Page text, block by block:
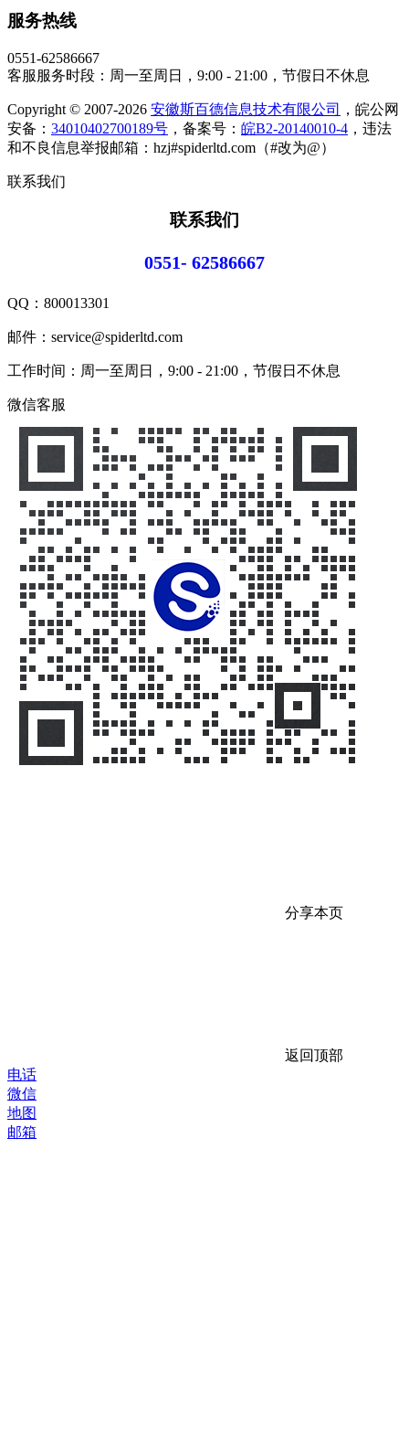
服务热线
0551-62586667
客服服务时段：周一至周日，9:00 - 21:00，节假日不休息
Copyright © 2007-2026 安徽斯百德信息技术有限公司
，皖公网
安备： 34010402700189号 ，备案号： 皖B2-20140010-4 ，违法
和不良信息举报邮箱：hzj#spiderltd.com（#改为@）
联系我们
联系我们
0551- 62586667
QQ： 800013301
邮件：service@spiderltd.com
工作时间：周一至周日，9:00 - 21:00，节假日不休息
微信客服
分享本页
返回顶部
电话
微信
地图
邮箱